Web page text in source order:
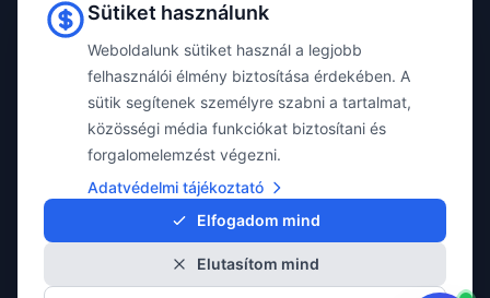
Tracmax
Triangle
Viking Voyager
Vredestein
Sütiket használunk
Weboldalunk sütiket használ a legjobb
felhasználói élmény biztosítása érdekében. A
sütik segítenek személyre szabni a tartalmat,
közösségi média funkciókat biztosítani és
forgalomelemzést végezni.
Adatvédelmi tájékoztató
Elfogadom mind
Elutasítom mind